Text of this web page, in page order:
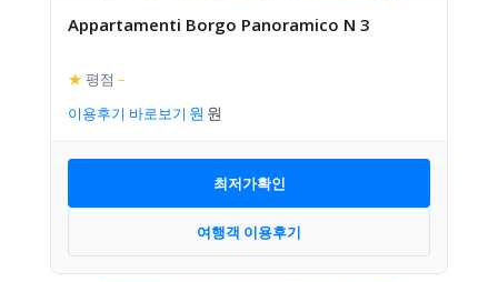
Appartamenti Borgo Panoramico N 3
★ 평점 –
이용후기 바로보기
최저가확인
여행객 이용후기